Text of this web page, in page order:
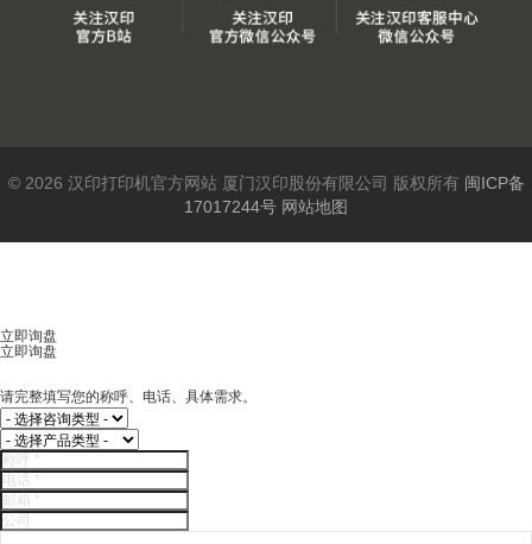
© 2026 汉印打印机官方网站 厦门汉印股份有限公司 版权所有 闽ICP备
17017244号 网站地图
立即询盘
立即询盘
请完整填写您的称呼、电话、具体需求。